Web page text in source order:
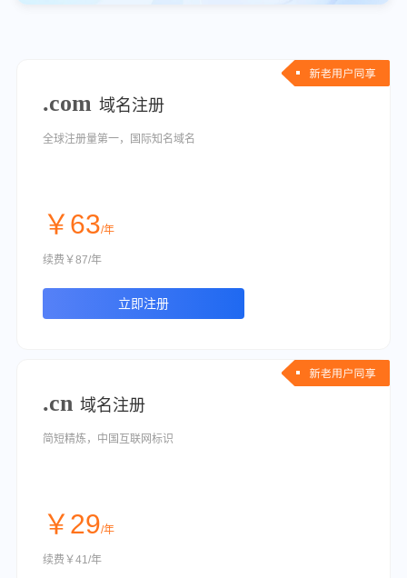
.com 域名注册
全球注册量第一，国际知名域名
￥63/年
续费￥87/年
立即注册
.cn 域名注册
简短精炼，中国互联网标识
￥29/年
续费￥41/年